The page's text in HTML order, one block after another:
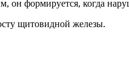
формируется, когда
щитовидной железы.